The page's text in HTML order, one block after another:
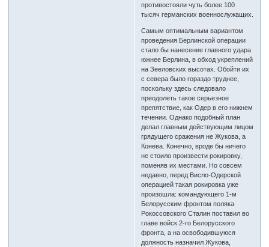
противостояли чуть более 100
тысяч германских военнослужащих.
Самым оптимальным вариантом
проведения Берлинской операции
стало бы нанесение главного удара
южнее Берлина, в обход укреплений
на Зееловских высотах. Обойти их
с севера было гораздо труднее,
поскольку здесь следовало
преодолеть такое серьезное
препятствие, как Одер в его нижнем
течении. Однако подобный план
делал главным действующим лицом
грядущего сражения не Жукова, а
Конева. Конечно, вроде бы ничего
не стоило произвести рокировку,
поменяв их местами. Но совсем
недавно, перед Висло-Одерской
операцией такая рокировка уже
произошла: командующего 1-м
Белорусским фронтом поляка
Рокоссовского Сталин поставил во
главе войск 2-го Белорусского
фронта, а на освободившуюся
должность назначил Жукова,